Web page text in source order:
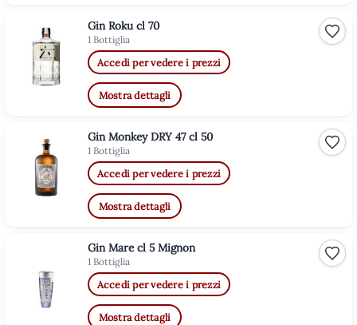
Gin Roku cl 70
1 Bottiglia
Accedi per vedere i prezzi
Mostra dettagli
Gin Monkey DRY 47 cl 50
1 Bottiglia
Accedi per vedere i prezzi
Mostra dettagli
Gin Mare cl 5 Mignon
1 Bottiglia
Accedi per vedere i prezzi
Mostra dettagli